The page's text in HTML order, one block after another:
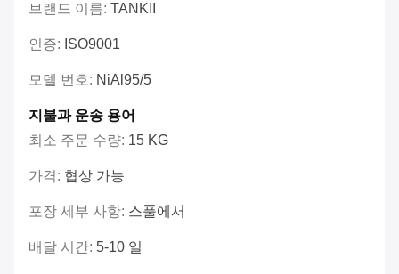
브랜드 이름: TANKII
인증: ISO9001
모델 번호: NiAl95/5
지불과 운송 용어
최소 주문 수량: 15 KG
가격: 협상 가능
포장 세부 사항: 스풀에서
배달 시간: 5-10 일